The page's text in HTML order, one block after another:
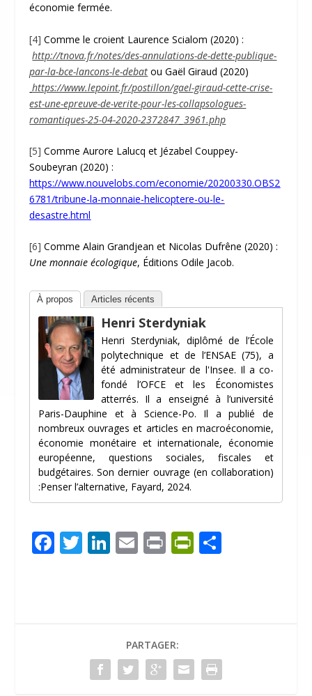
économie fermée.
[4] Comme le croient Laurence Scialom (2020) :
http://tnova.fr/notes/des-annulations-de-dette-publique-
par-la-bce-lancons-le-debat ou Gaël Giraud (2020)
https://www.lepoint.fr/postillon/gael-giraud-cette-crise-
est-une-epreuve-de-verite-pour-les-collapsologues-
romantiques-25-04-2020-2372847_3961.php
[5] Comme Aurore Lalucq et Jézabel Couppey-
Soubeyran (2020) :
https://www.nouvelobs.com/economie/20200330.OBS2
6781/tribune-la-monnaie-helicoptere-ou-le-
desastre.html
[6] Comme Alain Grandjean et Nicolas Dufrêne (2020) :
Une monnaie écologique, Éditions Odile Jacob.
À propos Articles récents
Henri Sterdyniak
Henri Sterdyniak, diplômé de l’École
polytechnique et de l’ENSAE (75), a
été administrateur de l'Insee. Il a co-
fondé l’OFCE et les Économistes
atterrés. Il a enseigné à l’université
Paris-Dauphine et à Science-Po. Il a publié de
nombreux ouvrages et articles en macroéconomie,
économie monétaire et internationale, économie
européenne, questions sociales, fiscales et
budgétaires. Son dernier ouvrage (en collaboration)
:Penser l’alternative, Fayard, 2024.
F
o
T Li
dI
n
E Pr Pr
e
n
dl
er
PARTAGER: